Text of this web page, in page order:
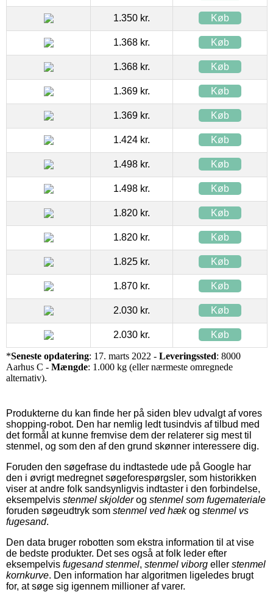
1.350 kr. Køb
1.368 kr. Køb
1.368 kr. Køb
1.369 kr. Køb
1.369 kr. Køb
1.424 kr. Køb
1.498 kr. Køb
1.498 kr. Køb
1.820 kr. Køb
1.820 kr. Køb
1.825 kr. Køb
1.870 kr. Køb
2.030 kr. Køb
2.030 kr. Køb
*Seneste opdatering: 17. marts 2022 - Leveringssted: 8000
Aarhus C - Mængde: 1.000 kg (eller nærmeste omregnede
alternativ).
Produkterne du kan finde her på siden blev udvalgt af vores
shopping-robot. Den har nemlig ledt tusindvis af tilbud med
det formål at kunne fremvise dem der relaterer sig mest til
stenmel, og som den af den grund skønner interessere dig.
Foruden den søgefrase du indtastede ude på Google har
den i øvrigt medregnet søgeforespørgsler, som historikken
viser at andre folk sandsynligvis indtaster i den forbindelse,
eksempelvis stenmel skjolderog stenmel som fugemateriale
foruden søgeudtryk som stenmel ved hækog stenmel vs
fugesand.
Den data bruger robotten som ekstra information til at vise
de bedste produkter. Det ses også at folk leder efter
eksempelvis fugesand stenmel, stenmel viborg eller stenmel
kornkurve. Den information har algoritmen ligeledes brugt
for, at søge sig igennem millioner af varer.